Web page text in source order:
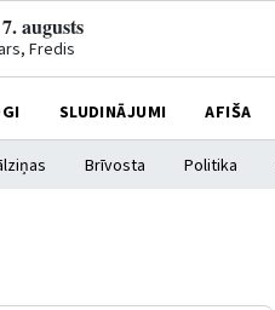
augusts
Fredis
SLUDINĀJUMI AFIŠA
Brīvosta Politika